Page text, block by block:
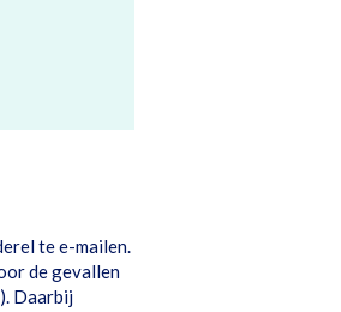
te e-mailen.
de gevallen
Daarbij